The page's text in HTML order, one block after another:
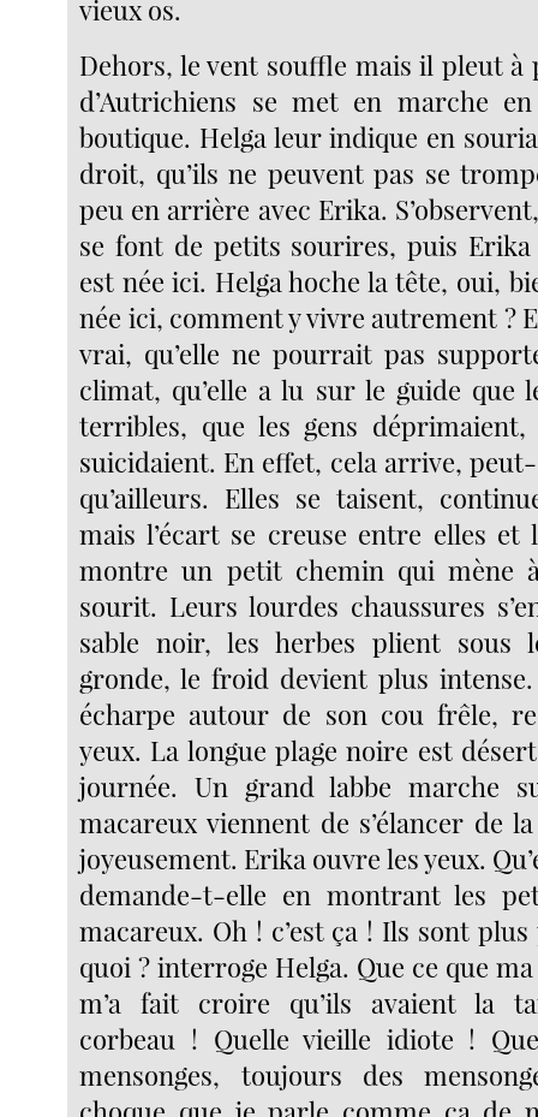
vieux os.
Dehors, le vent souffle mais il pleut à
d’Autrichiens se met en marche
boutique. Helga leur indique en
droit, qu’ils ne peuvent pas se
peu en arrière avec Erika.
se font de petits sourires, puis
est née ici. Helga hoche la tête, oui,
née ici, comment y vivre autrement ?
vrai, qu’elle ne pourrait pas
climat, qu’elle a lu sur le guide que
terribles, que les gens
suicidaient. En effet, cela arrive,
qu’ailleurs. Elles se taisent,
mais l’écart se creuse entre elles et
montre un petit chemin qui mène
sourit. Leurs lourdes chaussures
sable noir, les herbes plient sous
gronde, le froid devient plus
écharpe autour de son cou frêle,
yeux. La longue plage noire est
journée. Un grand labbe marche
macareux viennent de s’élancer de
joyeusement. Erika ouvre les yeux.
demande-t-elle en montrant les
macareux. Oh ! c’est ça ! Ils sont
quoi ? interroge Helga. Que ce que
m’a fait croire qu’ils avaient la
corbeau ! Quelle vieille idiote !
mensonges, toujours des